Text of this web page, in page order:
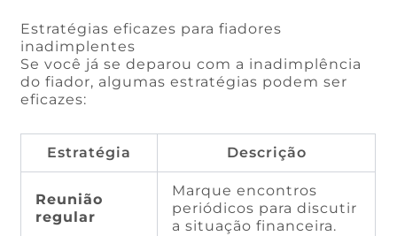
Estratégias eficazes para fiadores
inadimplentes
Se você já se deparou com a inadimplência
do fiador, algumas estratégias podem ser
eficazes:
Estratégia Descrição
Reunião
regular
Marque encontros
periódicos para discutir
a situação financeira.